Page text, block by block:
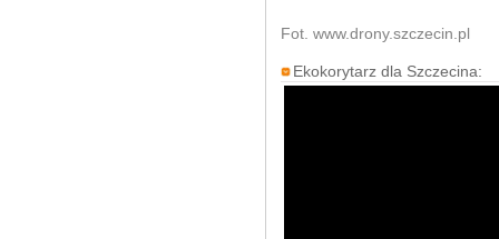
Fot. www.drony.szczecin.pl
Ekokorytarz dla Szczecina: